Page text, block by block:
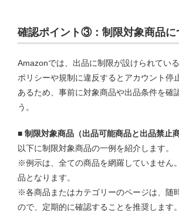
確認ポイント③：制限対象商品に
Amazonでは、出品に制限が設けられている
ポリシーや規制に違反するとアカウント停
あるため、事前に対象商品や出品条件を確
う。
■ 制限対象商品（出品可能商品と出品禁止
以下に制限対象商品の一例を紹介します。
※例示は、全ての商品を網羅していません
品となります。
※各商品またはカテゴリーのページは、随
ので、定期的に確認することを推奨します。